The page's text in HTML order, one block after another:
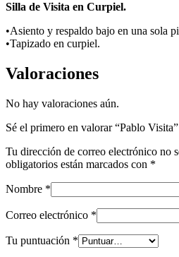
Silla de Visita en Curpiel.
•Asiento y respaldo bajo en una sola
•Tapizado en curpiel.
Valoraciones
No hay valoraciones aún.
Sé el primero en valorar “Pablo Visita”
Tu dirección de correo electrónico no
obligatorios están marcados con *
Nombre *
Correo electrónico *
Tu puntuación *